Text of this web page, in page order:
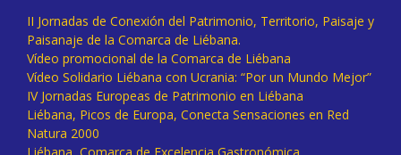
II Jornadas de Conexión del Patrimonio, Territorio, Paisaje y
Paisanaje de la Comarca de Liébana.
Vídeo promocional de la Comarca de Liébana
Vídeo Solidario Liébana con Ucrania: “Por un Mundo Mejor”
IV Jornadas Europeas de Patrimonio en Liébana
Liébana, Picos de Europa, Conecta Sensaciones en Red
Natura 2000